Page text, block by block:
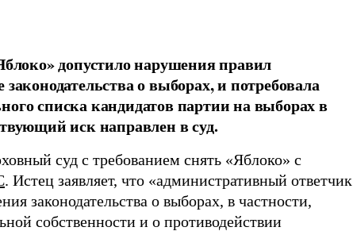
допустило нарушения правил
о выборах, и потребовала
списка кандидатов партии на выборах в
иск направлен в суд.
суд с требованием снять «Яблоко» с
. Истец заявляет, что «административный ответчик
законодательства о выборах, в частности,
собственности и о противодействии